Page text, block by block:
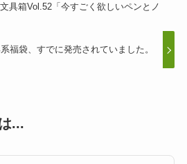
具箱Vol.52「今すごく欲しいペンとノ
福袋、すでに発売されていました。
...